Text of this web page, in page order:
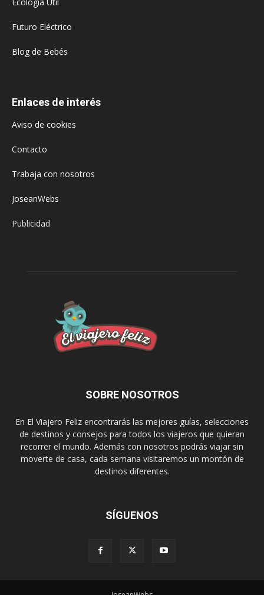
Futuro Eléctrico
Blog de Bebés
Enlaces de interés
Aviso de cookies
Contacto
Trabaja con nosotros
JoseanWebs
Publicidad
SOBRE NOSOTROS
En El Viajero Feliz encontrarás las mejores guías, selecciones
de destinos y consejos para todos los viajeros que quieran
recorrer el mundo. Además con nosotros podrás viajar sin
moverte de casa, cada semana visitaremos un montón de
destinos diferentes.
SÍGUENOS